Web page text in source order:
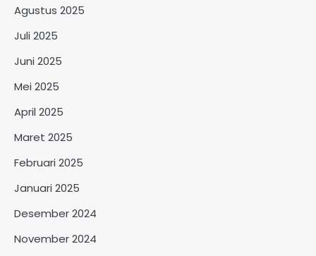
Agustus 2025
Juli 2025
Juni 2025
Mei 2025
April 2025
Maret 2025
Februari 2025
Januari 2025
Desember 2024
November 2024